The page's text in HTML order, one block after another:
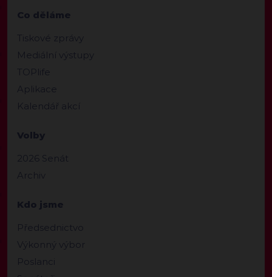
Co děláme
Tiskové zprávy
Mediální výstupy
TOPlife
Aplikace
Kalendář akcí
Volby
2026 Senát
Archiv
Kdo jsme
Předsednictvo
Výkonný výbor
Poslanci